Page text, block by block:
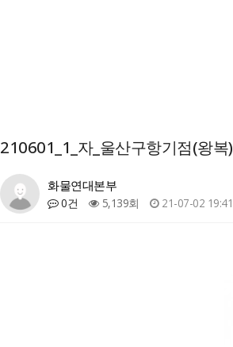
210601_1_자_울산구항기점(왕복)
화물연대본부
0건 5,139회 21-07-02 19:41